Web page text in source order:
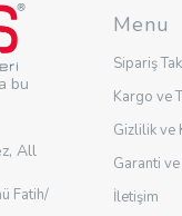
bu
All
Fatih/
Menu
Sipariş
Kargo ve
Gizlilik ve
Garanti
İletişim